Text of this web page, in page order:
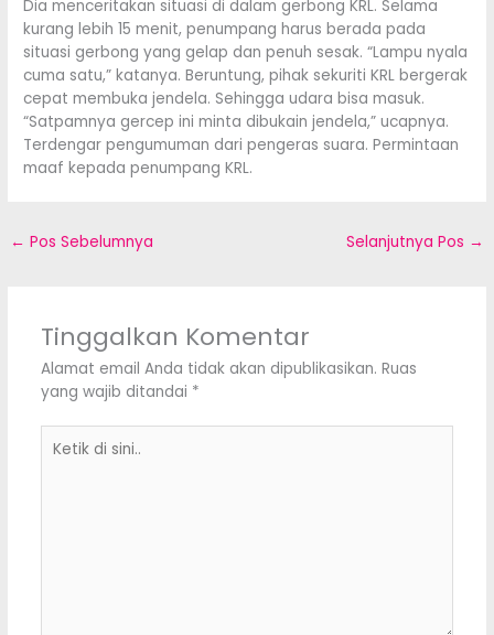
Dia menceritakan situasi di dalam gerbong KRL. Selama
kurang lebih 15 menit, penumpang harus berada pada
situasi gerbong yang gelap dan penuh sesak. “Lampu nyala
cuma satu,” katanya. Beruntung, pihak sekuriti KRL bergerak
cepat membuka jendela. Sehingga udara bisa masuk.
“Satpamnya gercep ini minta dibukain jendela,” ucapnya.
Terdengar pengumuman dari pengeras suara. Permintaan
maaf kepada penumpang KRL.
← Pos Sebelumnya Selanjutnya Pos →
Tinggalkan Komentar
Alamat email Anda tidak akan dipublikasikan. Ruas
yang wajib ditandai *